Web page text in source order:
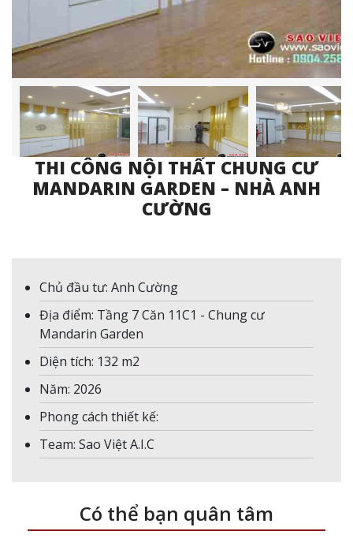
THI CÔNG NỘI THẤT CHUNG CƯ
MANDARIN GARDEN – NHÀ ANH
CƯỜNG
Chủ đầu tư: Anh Cường
Địa điểm: Tầng 7 Căn 11C1 - Chung cư
Mandarin Garden
Diện tích: 132 m2
Năm: 2026
Phong cách thiết kế:
Team: Sao Việt A.I.C
Có thể bạn quân tâm